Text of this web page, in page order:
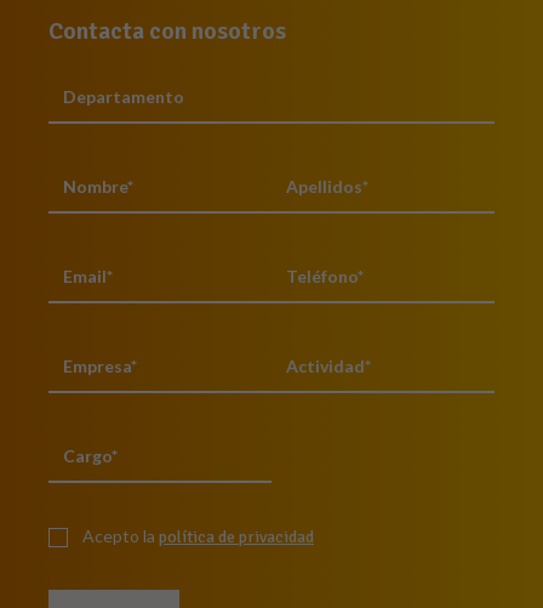
Contacta con nosotros
Acepto la política de privacidad